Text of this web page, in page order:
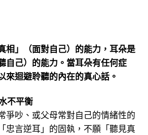
相」（面對自己）的能力，耳朵是
自己）的能力。當耳朵有任何症
來迴避聆聽的內在的真心話。
不平衡
爭吵、或父母常對自己的情緒性的
忠言逆耳」的固執，不願「聽見真